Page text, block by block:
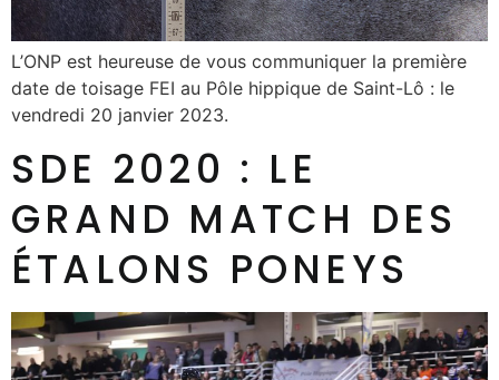
L’ONP est heureuse de vous communiquer la première
date de toisage FEI au Pôle hippique de Saint-Lô : le
vendredi 20 janvier 2023.
SDE 2020 : LE
GRAND MATCH DES
ÉTALONS PONEYS